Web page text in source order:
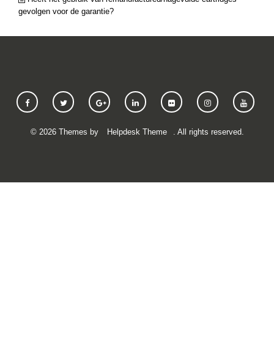
gevolgen voor de garantie?
© 2026Themes by Helpdesk Theme . All rights reserved.